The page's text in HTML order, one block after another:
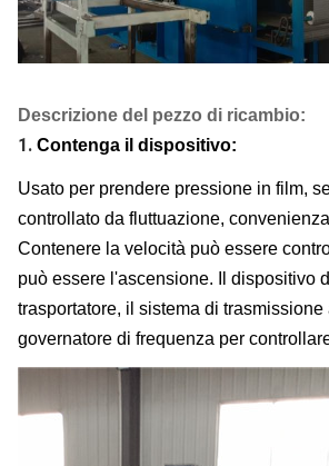
Descrizione del pezzo di ricambio:
1. Contenga il dispositivo:
Usato per prendere pressione in film,
controllato da fluttuazione,
Contenere la velocità può essere
può essere l'ascensione. Il dispositivo
trasportatore, il sistema di trasmissione
governatore di frequenza per